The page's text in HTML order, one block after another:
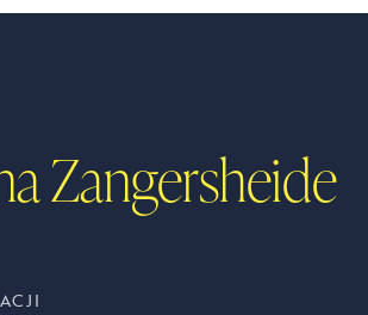
Zangersheide